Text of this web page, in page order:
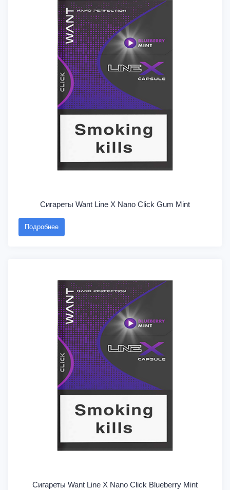
Сигареты Want Line X Nano Click Gum Mint
Подробнее
Сигареты Want Line X Nano Click Blueberry Mint